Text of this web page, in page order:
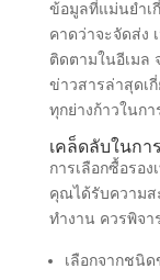
ข้อมูลที่แม่นยำเ
คาดว่าจะจัดส่ง
ติดตามในอีเมล
ข่าวสารล่าสุดเ
ทุกย่างก้าวในก
เคล็ดลับในกา
การเลือกซื้อรอ
คุณได้รับความส
ทำงาน ควรพิจ
เลือกจากชนิ